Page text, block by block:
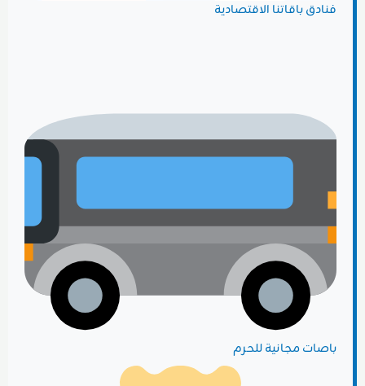
فنادق باقاتنا الاقتصادية
باصات مجانية للحرم